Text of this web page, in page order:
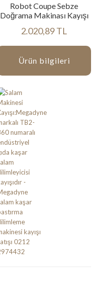
Robot Coupe Sebze
Doğrama Makinası Kayışı
2.020,89 TL
Ürün bilgileri